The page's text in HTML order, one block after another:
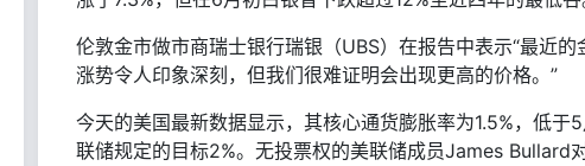
伦敦金市做市商瑞士银行瑞银（UBS）在报告中表示“最近的
涨势令人印象深刻，但我们很难证明会出现更高的价格。”
今天的美国最新数据显示，其核心通货膨胀率为1.5%，低于
联储规定的目标2%。无投票权的美联储成员James Bullard